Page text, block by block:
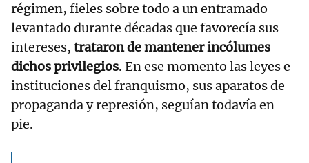
régimen, fieles sobre todo a un entramado
levantado durante décadas que favorecía sus
intereses, trataron de mantener incólumes
dichos privilegios. En ese momento las leyes e
instituciones del franquismo, sus aparatos de
propaganda y represión, seguían todavía en
pie.